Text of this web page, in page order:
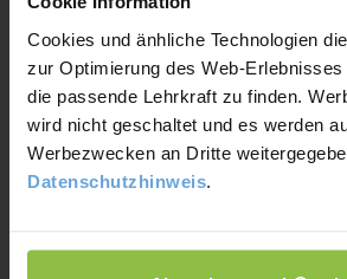
Cookies und änhliche Technologien
zur Optimierung des Web-
die passende Lehrkraft zu finden.
wird nicht geschaltet und es werden
Werbezwecken an Dritte
Datenschutzhinweis
Wir hoffen der Beitrag hat dir
kannst nun problemlos mit deinem